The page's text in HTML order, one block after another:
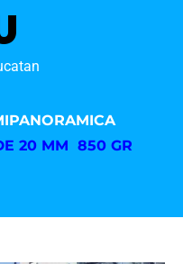
20 MM 850 GR